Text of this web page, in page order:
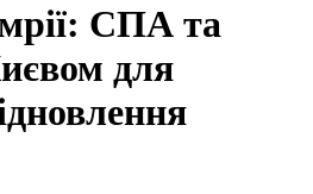
СПА та
для